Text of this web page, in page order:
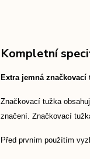
Kompletní
Extra jemná značkovací
Značkovací tužka
značení. Značkovací
Před prvním použítím